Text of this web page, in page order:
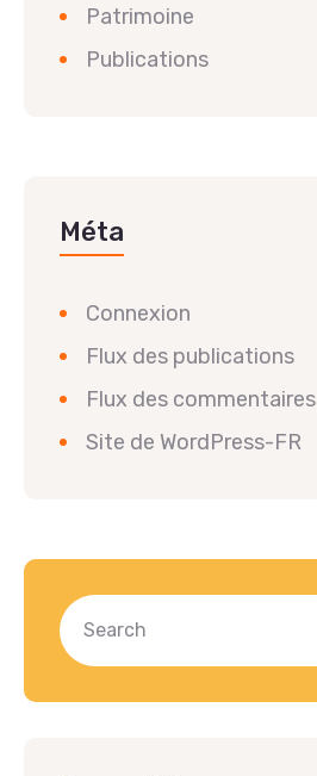
Patrimoine
Publications
Méta
Connexion
Flux des publications
Flux des commentaires
Site de WordPress-FR